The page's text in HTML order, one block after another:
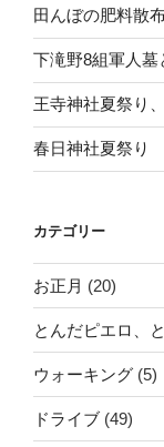
田んぼの肥料散
下滝野8組軍人
王寺神社夏祭り
春日神社夏祭り
カテゴリー
お正月 (20)
とんだピエロ、
ウォーキング (5)
ドライブ (49)